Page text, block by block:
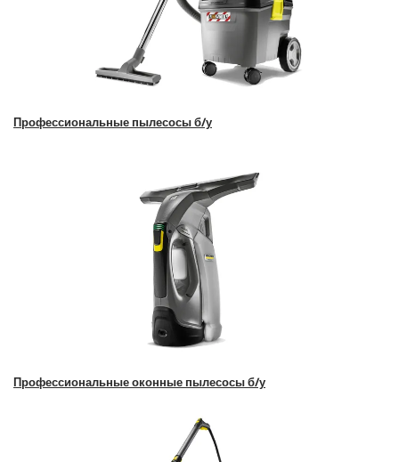
Профессиональные пылесосы б/у
Профессиональные оконные пылесосы б/у